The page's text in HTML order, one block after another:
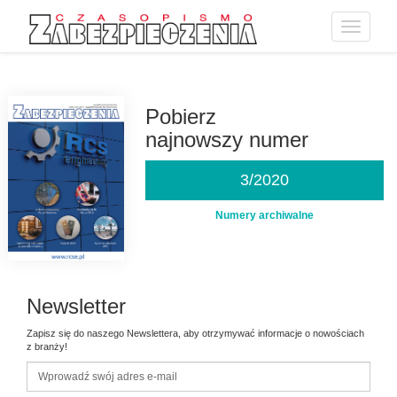
Toggle
Pobierz
najnowszy numer
3/2020
Numery archiwalne
Newsletter
Zapisz się do naszego Newslettera, aby otrzymywać informacje o nowościach
z branży!